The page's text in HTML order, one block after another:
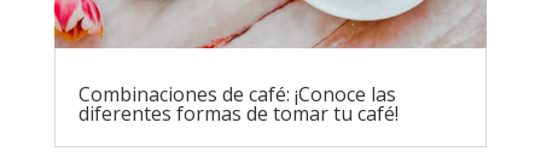
Combinaciones de café: ¡Conoce las
diferentes formas de tomar tu café!